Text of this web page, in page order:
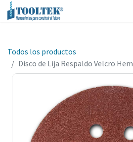
Todos los productos
Disco de Lija Respaldo Velcro